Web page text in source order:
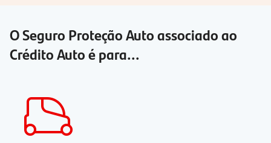
O Seguro Proteção Auto associado ao
Crédito Auto é para...